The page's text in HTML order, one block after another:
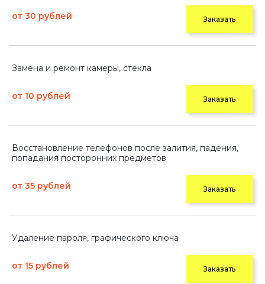
от 30 рублей Заказать
Замена и ремонт камеры, стекла
от 10 рублей Заказать
Восстановление телефонов после залития, падения,
попадания посторонних предметов
от 35 рублей Заказать
Удаление пароля, графического ключа
от 15 рублей Заказать